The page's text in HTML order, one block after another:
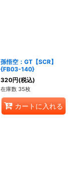
孫悟空：GT【SCR】
{FB03-140}
320円(税込)
在庫数 35枚
カートに入れる